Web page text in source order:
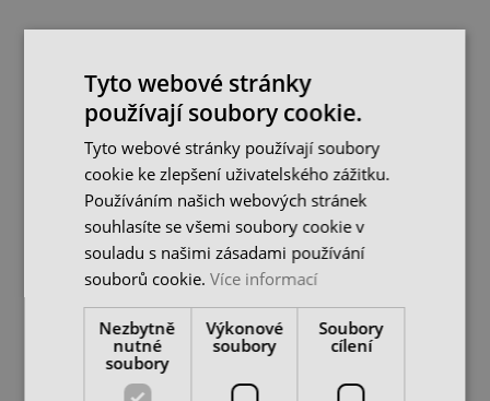
skladem u dodavatele
cena bez DPH
DO KOŠÍKU
skladem u dodavatele
80 Kč
cena bez DPH
DO KOŠÍKU
DO 2-3 DNŮ U VÁS
Tyto webové stránky
používají soubory cookie.
Tyto webové stránky používají soubory
cookie ke zlepšení uživatelského zážitku.
Používáním našich webových stránek
souhlasíte se všemi soubory cookie v
souladu s našimi zásadami používání
souborů cookie.Více informací
Nezbytně
nutné
soubory
Výkonové
soubory
Soubory
cílení